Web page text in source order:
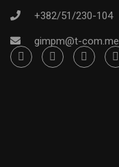
+382/51/230-104
gimpm@t-com.me